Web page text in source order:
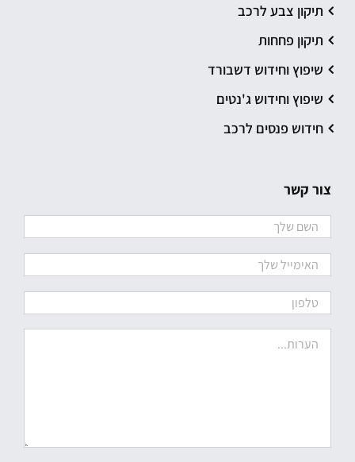
תיקון צבע לרכב
תיקון פחחות
שיפוץ וחידוש דשבורד
שיפוץ וחידוש ג'נטים
חידוש פנסים לרכב
צור קשר